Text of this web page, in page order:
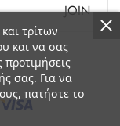
JOIN
τρίτων
και να σας
προτιμήσεις
σας. Για να
πατήστε το